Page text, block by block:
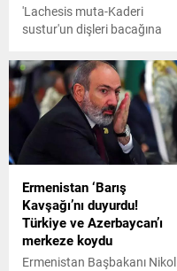
'Lachesis muta-Kaderi
sustur'un dişleri bacağına
vereceğini bilmiyordu, üç
çocuk babası adamın
'mucize' kurtuluşu dünya
medyasında yankı buldu.
Ermenistan ‘Barış
Kavşağı’nı duyurdu!
Türkiye ve Azerbaycan’ı
merkeze koydu
Ermenistan Başbakanı Nikol